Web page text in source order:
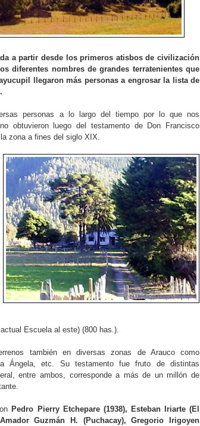
a partir desde los primeros atisbos de civilización
diferentes nombres de grandes terratenientes que
llegaron más personas a engrosar la lista de
personas a lo largo del tiempo por lo que nos
obtuvieron luego del testamento de Don Francisco
zona a fines del siglo XIX.
Escuela al este) (800 has.).
también en diversas zonas de Arauco como
Ángela, etc. Su testamento fue fruto de distintas
entre ambos, corresponde a más de un millón de
Pedro Pierry Etchepare (1938), Esteban Iriarte (El
Guzmán H. (Puchacay), Gregorio Irigoyen